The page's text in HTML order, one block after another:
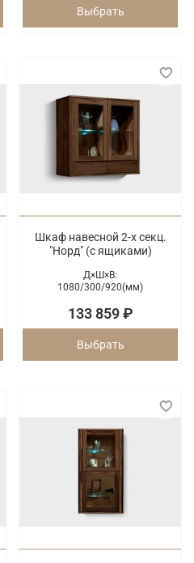
Выбрать
Шкаф навесной 2-х секц.
"Норд" (с ящиками)
Д×Ш×В:
1080/300/920(мм)
133 859 ₽
Выбрать